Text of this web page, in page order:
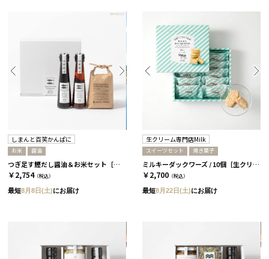
しまんと百笑かんぱに
お米 醤油
つぎ足す鰹だし醤油＆お米セット［しまんと百笑かんぱに］
￥2,754（税込）
最短8月8日(土)にお届け
生クリーム専門店Milk
スイーツセット 焼き菓子
ミルキーダックワーズ / 10個［生クリーム専門店Milk］
￥2,700 （税込）
最短8月22日(土)にお届け